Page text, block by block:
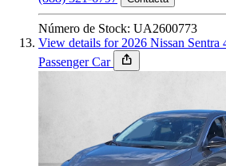
Número de Stock: UA2600773
View details for 2026 Nissan Sentra
Passenger Car